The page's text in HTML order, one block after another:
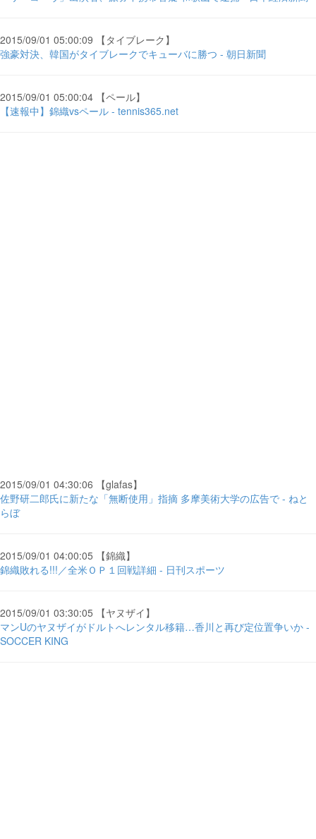
2015/09/01 05:00:09 【タイブレーク】
強豪対決、韓国がタイブレークでキューバに勝つ - 朝日新聞
2015/09/01 05:00:04 【ペール】
【速報中】錦織vsペール - tennis365.net
2015/09/01 04:30:06 【glafas】
佐野研二郎氏に新たな「無断使用」指摘 多摩美術大学の広告で - ねと
らぼ
2015/09/01 04:00:05 【錦織】
錦織敗れる!!!／全米ＯＰ１回戦詳細 - 日刊スポーツ
2015/09/01 03:30:05 【ヤヌザイ】
マンUのヤヌザイがドルトへレンタル移籍…香川と再び定位置争いか -
SOCCER KING